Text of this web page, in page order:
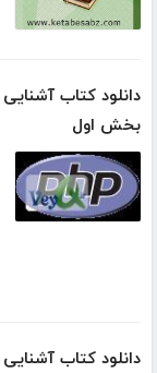
بخش اول